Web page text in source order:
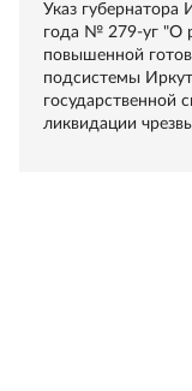
Указ губернатора
года № 279-уг "О
повышенной
подсистемы
государственной
ликвидации